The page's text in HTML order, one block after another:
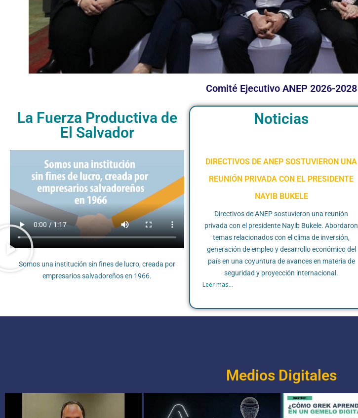
Comité Ejecutivo ANEP 2026-2028
La Fuerza Productiva de
El Salvador
Somos una institución sin fines de lucro, creada por
empresarios salvadoreños en 1966.
Noticias
DIRECTIVOS DE ANEP SOSTUVIERON UNA
REUNIÓN PRIVADA CON EL PRESIDENTE
NAYIB BUKELE
Directivos de ANEP sostuvieron una reunión
privada con el presidente Nayib Bukele. Abordaron
temas relacionados con el clima de inversión,
generación de empleo y desarrollo económico del
país en una coyuntura de avances en materia de
seguridad y proyección internacional.
Leer mas...
Medios Digitales